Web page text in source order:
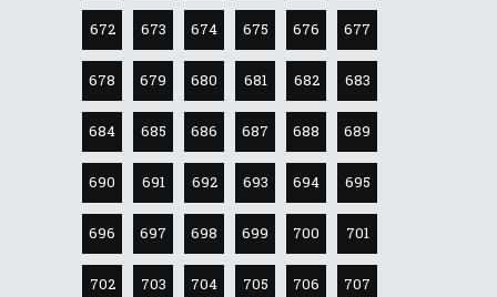
672 673 674 675 676 677
678 679 680 681 682 683
684 685 686 687 688 689
690 691 692 693 694 695
696 697 698 699 700 701
702 703 704 705 706 707